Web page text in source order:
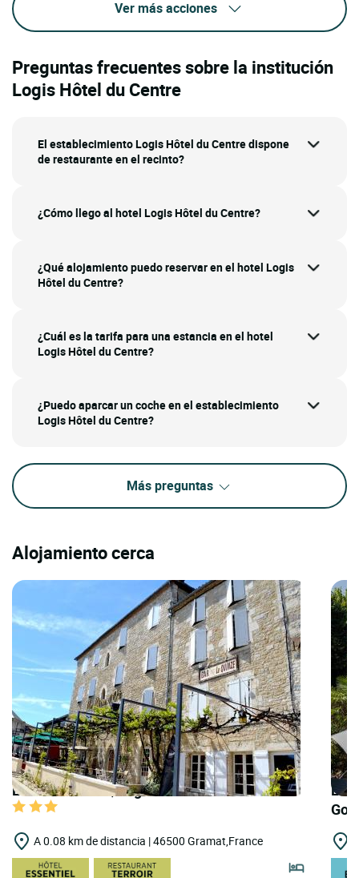
Ver más acciones
Preguntas frecuentes sobre la institución
Logis Hôtel du Centre
El establecimiento Logis Hôtel du Centre dispone
de restaurante en el recinto?
¿Cómo llego al hotel Logis Hôtel du Centre?
¿Qué alojamiento puedo reservar en el hotel Logis
Hôtel du Centre?
¿Cuál es la tarifa para una estancia en el hotel
Logis Hôtel du Centre?
¿Puedo aparcar un coche en el establecimiento
Logis Hôtel du Centre?
Más preguntas
Alojamiento cerca
LOGIS HOTELS | Logis Hôtel le Lion d'Or
A 0.08 km de distancia | 46500 Gramat,France